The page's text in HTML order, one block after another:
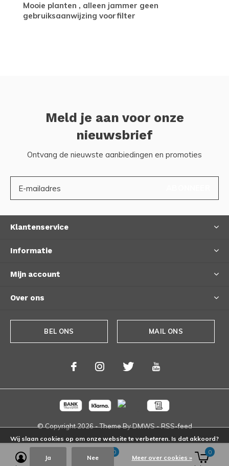
Mooie planten , alleen jammer geen
gebruiksaanwijzing voorfilter
Meld je aan voor onze
nieuwsbrief
Ontvang de nieuwste aanbiedingen en promoties
Klantenservice
Informatie
Mijn account
Over ons
BEL ONS MAIL ONS
© Copyright2026- Theme ByDMWS-RSS-feed
0 0
Wij slaan cookies op om onze website te verbeteren. Is dat akkoord?
Ja Nee Meer over cookies »